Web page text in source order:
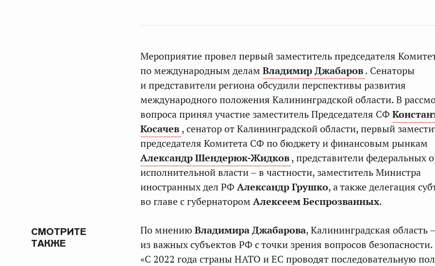
Мероприятие провел первый заместитель председателя
по международным делам Владимир Джабаров. Сенаторы
и представители региона обсудили перспективы развития
международного положения Калининградской области. В
вопроса принял участие заместитель Председателя СФ
Косачев , сенатор от Калининградской области, первый
председателя Комитета СФ по бюджету и финансовым рынкам
Александр Шендерюк-Жидков, представители федеральных
исполнительной власти – в частности, заместитель Министра
иностранных дел РФ Александр Грушко, а также делегация
во главе с губернатором Алексеем Беспрозванных.
СМОТРИТЕ
ТАКЖЕ
По мнению Владимира Джабарова, Калининградская область
из важных субъектов РФ с точки зрения вопросов безопасности.
«С 2022 года страны НАТО и ЕС проводят последовательную